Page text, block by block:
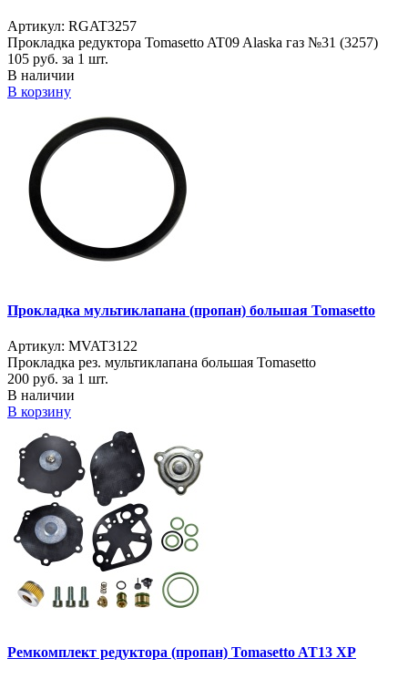
Артикул: RGAT3257
Прокладка редуктора Tomasetto AT09 Alaska газ №31 (3257)
105 руб. за 1 шт.
В наличии
В корзину
Прокладка мультиклапана (пропан) большая Tomasetto
Артикул: MVAT3122
Прокладка рез. мультиклапана большая Tomasetto
200 руб. за 1 шт.
В наличии
В корзину
Ремкомплект редуктора (пропан) Tomasetto AT13 XP